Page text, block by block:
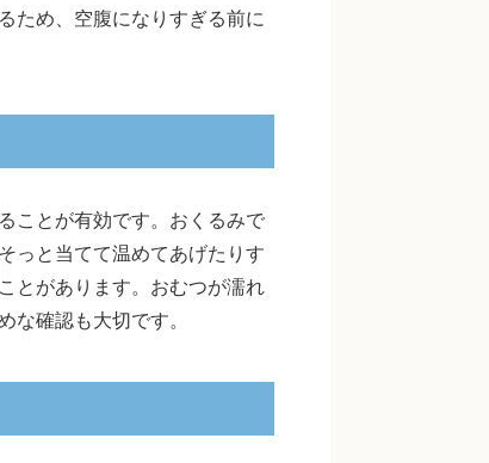
ため、空腹になりすぎる前に
ことが有効です。おくるみで
っと当てて温めてあげたりす
とがあります。おむつが濡れ
確認も大切です。